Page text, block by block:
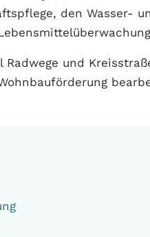
den Wasser-
Radwege und